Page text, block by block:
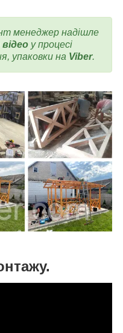
менеджер надішле
у процесі
упаковки на Viber.